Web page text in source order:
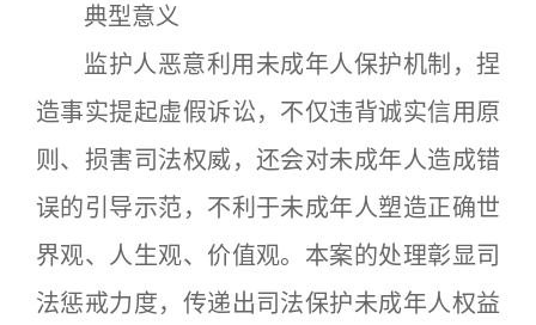
典型意义
监护人恶意利用未成年人保护机制，捏
造事实提起虚假诉讼，不仅违背诚实信用原
则、损害司法权威，还会对未成年人造成错
误的引导示范，不利于未成年人塑造正确世
界观、人生观、价值观。本案的处理彰显司
法惩戒力度，传递出司法保护未成年人权益